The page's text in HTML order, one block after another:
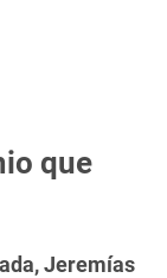
que
Jeremías